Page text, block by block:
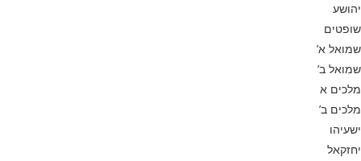
יהושע
שופטים
שמואל א’
שמואל ב’
מלכים א
מלכים ב’
ישעיהו
יחזקאל